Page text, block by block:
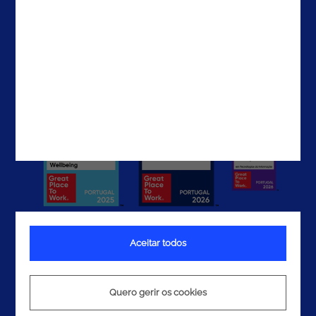
Política de Privacidade
Quero gerir os cookies
Aceitar todos